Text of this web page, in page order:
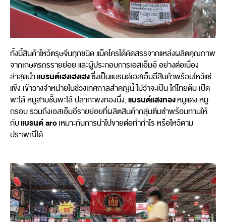
ทั้งนี้สินค้าไหว้ตรุษจีนทุกชนิด แม็คโครได้คัดสรรจากแหล่งผลิตคุณภาพ
จากเกษตรกรรายย่อย และผู้ประกอบการเอสเอ็มอี อย่างต่อเนื่อง
ล่าสุดนำแบรนด์เฮงเฮงเฮงซึ่งเป็นแบรนด์เอสเอ็มอีสินค้าพร้อมไหว้แช่
แข็ง เข้าวางจำหน่ายในช่วงเทศกาลสำคัญนี้ ไม่ว่าจะเป็น ไก่ไทยต้ม เป็ด
พะโล้ หมูสามชั้นพะโล้ ปลากะพงทองนึ่ง,แบรนด์แสงทองหมูแดง หมู
กรอบ รวมถึงเอสเอ็มอีรายย่อยที่ผลิตสินค้ากลุ่มติ่มซำพร้อมทานให้
กับแบรนด์ aroเหมาะกับการนำไปขายต่อทำกำไร หรือไหว้ตาม
ประเพณีได้